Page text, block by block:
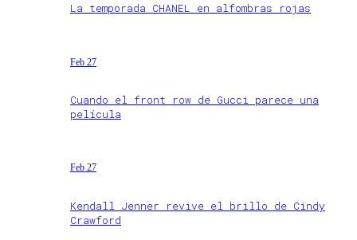
La temporada CHANEL en alfombras rojas
Feb 27
Cuando el front row de Gucci parece una
película
Feb 27
Kendall Jenner revive el brillo de Cindy
Crawford